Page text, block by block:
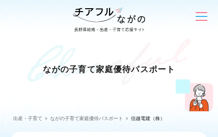
ながの子育て家庭優待パスポート
出産・子育て ながの子育て家庭優待パスポート 信越電建（株）